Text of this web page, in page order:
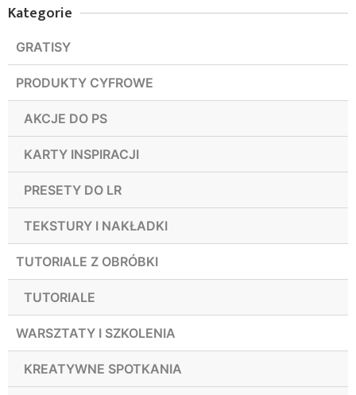
Kategorie
GRATISY
PRODUKTY CYFROWE
AKCJE DO PS
KARTY INSPIRACJI
PRESETY DO LR
TEKSTURY I NAKŁADKI
TUTORIALE Z OBRÓBKI
TUTORIALE
WARSZTATY I SZKOLENIA
KREATYWNE SPOTKANIA